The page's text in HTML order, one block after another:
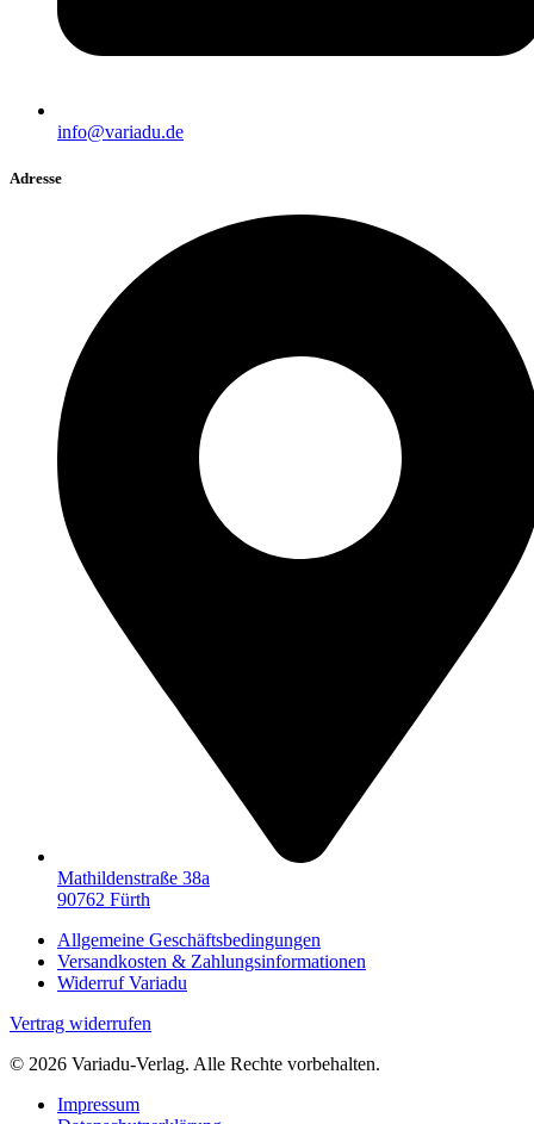
info@variadu.de
Adresse
Mathildenstraße 38a
90762 Fürth
Allgemeine Geschäftsbedingungen
Versandkosten & Zahlungsinformationen
Widerruf Variadu
Vertrag widerrufen
© 2026 Variadu-Verlag. Alle Rechte vorbehalten.
Impressum